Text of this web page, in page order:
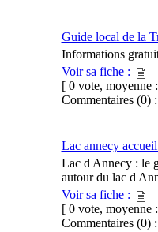
Guide local de la
Informations
Voir sa fiche :
[ 0 vote,
Commentaires (0) :
Lac annecy
Lac d Annecy : le
autour du lac d
Voir sa fiche :
[ 0 vote,
Commentaires (0) :